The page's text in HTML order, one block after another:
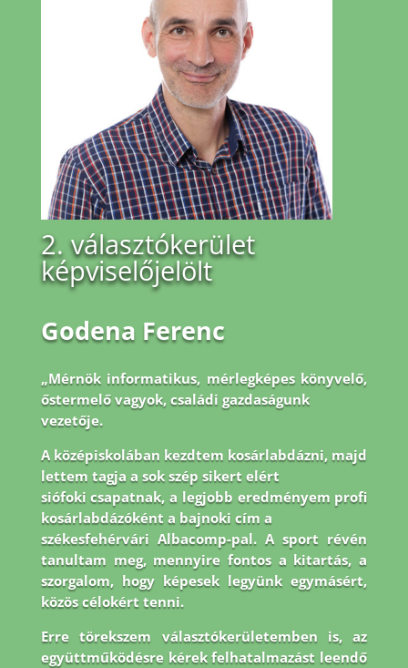
2. választókerület
képviselőjelölt
Godena Ferenc
„Mérnök informatikus, mérlegképes könyvelő,
őstermelő vagyok, családi gazdaságunk
vezetője.
A középiskolában kezdtem kosárlabdázni, majd
lettem tagja a sok szép sikert elért
siófoki csapatnak, a legjobb eredményem profi
kosárlabdázóként a bajnoki cím a
székesfehérvári Albacomp-pal. A sport révén
tanultam meg, mennyire fontos a kitartás, a
szorgalom, hogy képesek legyünk egymásért,
közös célokért tenni.
Erre törekszem választókerületemben is, az
együttműködésre kérek felhatalmazást leendő